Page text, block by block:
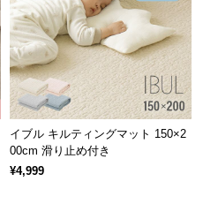
イブル キルティングマット 150×2
00cm 滑り止め付き
¥4,999